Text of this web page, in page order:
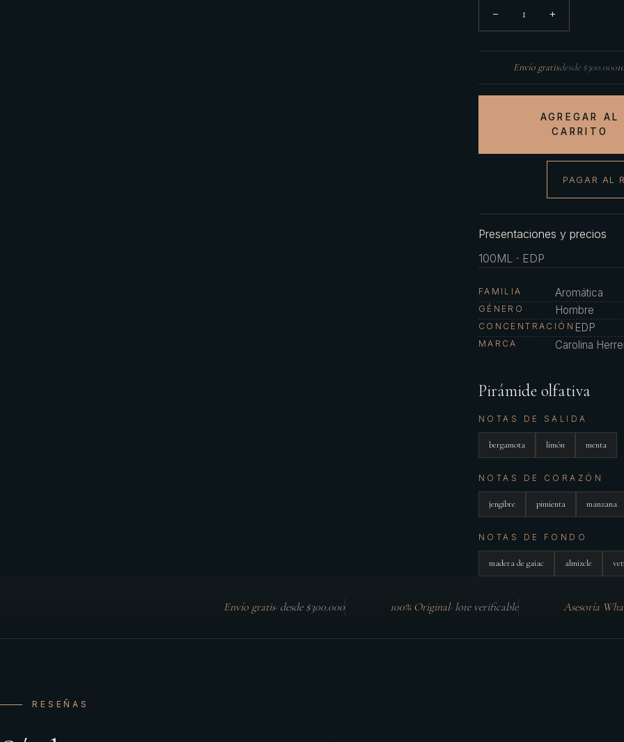
− 1 +
Envío gratisdesde $300.000
AGREGAR AL
CARRITO
PAGAR AL
Presentaciones y precios
100ML · EDP
FAMILIA Aromática
GÉNERO Hombre
CONCENTRACIÓN EDP
MARCA Carolina
Pirámide olfativa
NOTAS DE SALIDA
bergamota limón menta
NOTAS DE CORAZÓN
jengibre pimienta manzana
NOTAS DE FONDO
madera de gaiac almizcle
Envío gratis· desde $300.000 100% Original· lote verificable Asesoría
RESEÑAS